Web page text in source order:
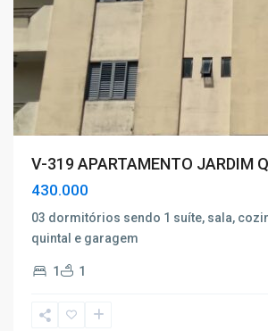
V-319 APARTAMENTO JARDIM
430.000
03 dormitórios sendo 1 suíte, sala,
quintal e garagem
1 1
Centro,
de